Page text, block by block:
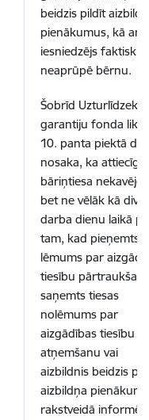
beidzis pildīt
pienākumus, kā arī
iesniedzējs faktiski
neaprūpē bērnu.
Šobrīd Uzturlīdzekļu
garantiju fonda
10. panta piektā
nosaka, ka attiecīgā
bāriņtiesa
bet ne vēlāk kā divu
darba dienu laikā
tam, kad pieņemts
lēmums par
tiesību
saņemts tiesas
nolēmums par
aizgādības tiesību
atņemšanu vai
aizbildnis beidzis
aizbildņa
rakstveidā informē